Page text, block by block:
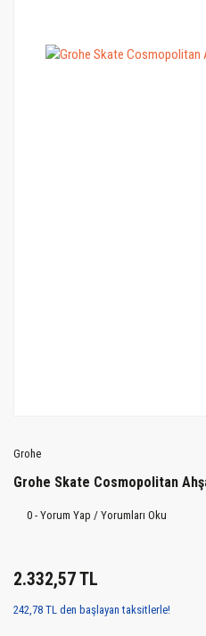
Grohe
Grohe Skate Cosmopolitan
0 - Yorum Yap / Yorumları Oku
2.332,57 TL
242,78 TL den başlayan taksitlerle!